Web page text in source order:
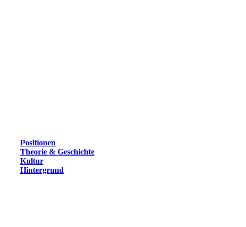
Positionen
Theorie & Geschichte
Kultur
Hintergrund